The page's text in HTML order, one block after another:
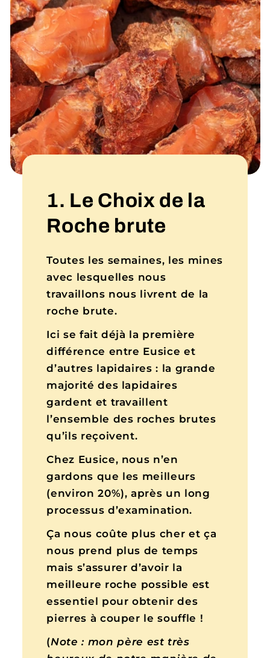
1. Le Choix de la
Roche brute
Toutes les semaines, les mines
avec lesquelles nous
travaillons nous livrent de la
roche brute.
Ici se fait déjà la première
différence entre Eusice et
d’autres lapidaires : la grande
majorité des lapidaires
gardent et travaillent
l’ensemble des roches brutes
qu’ils reçoivent.
Chez Eusice, nous n’en
gardons que les meilleurs
(environ 20%), après un long
processus d’examination.
Ça nous coûte plus cher et ça
nous prend plus de temps
mais s’assurer d’avoir la
meilleure roche possible est
essentiel pour obtenir des
pierres à couper le souffle !
(Note : mon père est très